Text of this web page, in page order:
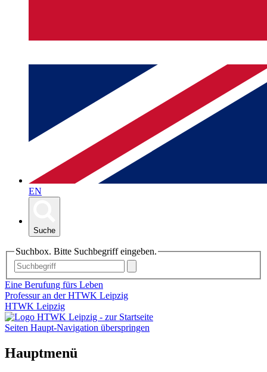
EN
Suche
Suchbox. Bitte Suchbegriff eingeben.
Eine Berufung fürs Leben
Professur an der HTWK Leipzig
HTWK Leipzig
Seiten Haupt-Navigation überspringen
Hauptmenü